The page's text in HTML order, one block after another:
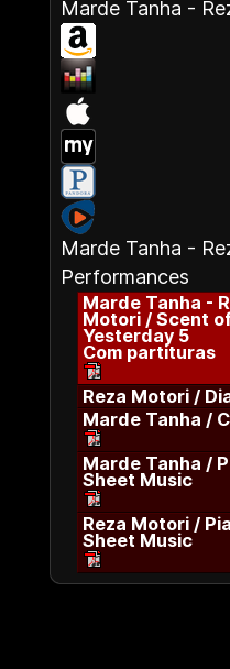
Marde Tanha -
Marde Tanha -
Performances
Marde Tanha -
Motori / Scent
Yesterday 5
Com partituras
Reza Motori /
Marde Tanha /
Marde Tanha /
Sheet Music
Reza Motori /
Sheet Music